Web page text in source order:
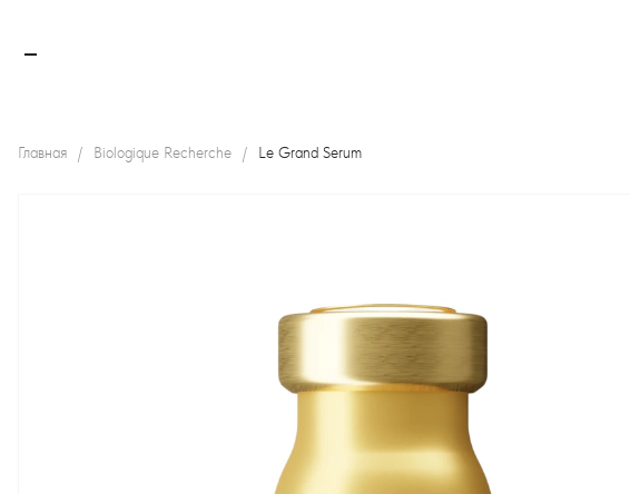
Главная Biologique Recherche Le Grand Serum